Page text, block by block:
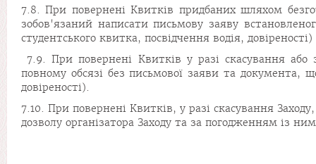
7.8. При повернені Квитків придбаних шляхом
зобов'язаний написати письмову заяву
студентського квитка, посвідчення водія,
7.9. При повернені Квитків у разі скасування
повному обсязі без письмової заяви та документа,
довіреності).
7.10. При повернені Квитків, у разі скасування
дозволу організатора Заходу та за погодженням із